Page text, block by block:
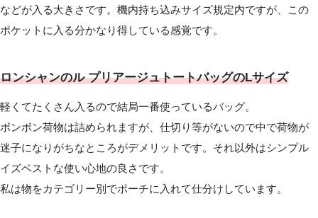
などが入る大きさです。機内持ち込みサイズ規定内ですが、この
ポケットに入る分かなり得している感覚です。
ロンシャンのル プリアージュトートバッグのLサイズ
軽くてたくさん入るので結局一番使っているバッグ。
ボンボン荷物は詰められますが、仕切り等がないので中で荷物が
迷子になりがちなところがデメリットです。それ以外はシンプル
イズベストな使い心地の良さです。
私は物をカテゴリー別でポーチに入れて仕分けしています。